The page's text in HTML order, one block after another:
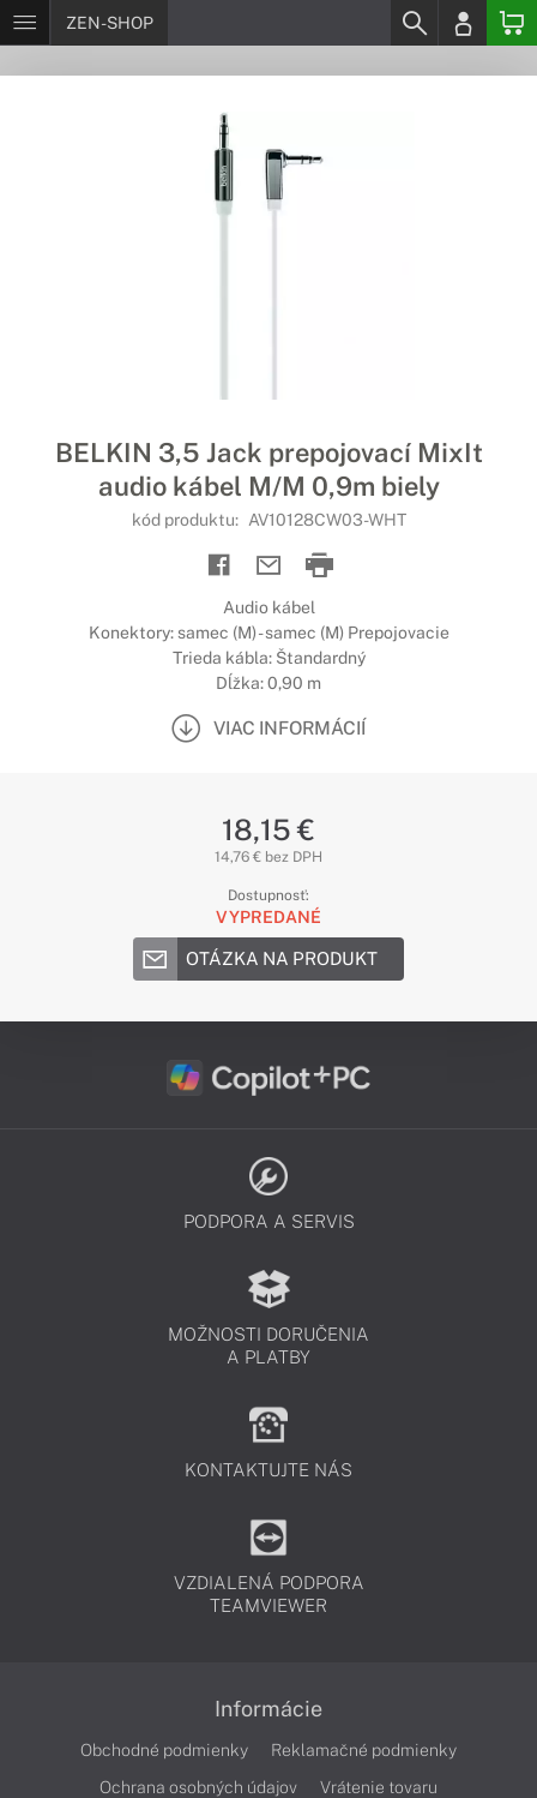
ZEN-SHOP
BELKIN 3,5 Jack prepojovací MixIt
audio kábel M/M 0,9m biely
kód produktu: AV10128CW03-WHT
Audio kábel
Konektory: samec (M) - samec (M) Prepojovacie
Trieda kábla: Štandardný
Dĺžka: 0,90 m
VIAC INFORMÁCIÍ
18,15 €
14,76 € bez DPH
Dostupnosť:
VYPREDANÉ
OTÁZKA NA PRODUKT
PODPORA A SERVIS
MOŽNOSTI DORUČENIA
A PLATBY
KONTAKTUJTE NÁS
VZDIALENÁ PODPORA
TEAMVIEWER
Informácie
Obchodné podmienky
Reklamačné podmienky
Ochrana osobných údajov
Vrátenie tovaru